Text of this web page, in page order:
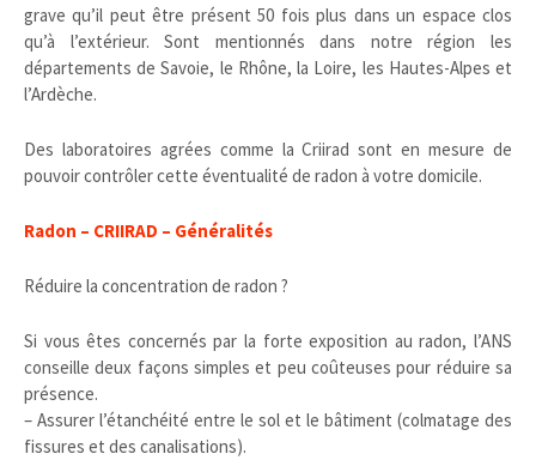
grave qu’il peut être présent 50 fois plus dans un espace clos
qu’à l’extérieur. Sont mentionnés dans notre région les
départements de Savoie, le Rhône, la Loire, les Hautes-Alpes et
l’Ardèche.
Des laboratoires agrées comme la Criirad sont en mesure de
pouvoir contrôler cette éventualité de radon à votre domicile.
Radon – CRIIRAD – Généralités
Réduire la concentration de radon ?
Si vous êtes concernés par la forte exposition au radon, l’ANS
conseille deux façons simples et peu coûteuses pour réduire sa
présence.
– Assurer l’étanchéité entre le sol et le bâtiment (colmatage des
fissures et des canalisations).